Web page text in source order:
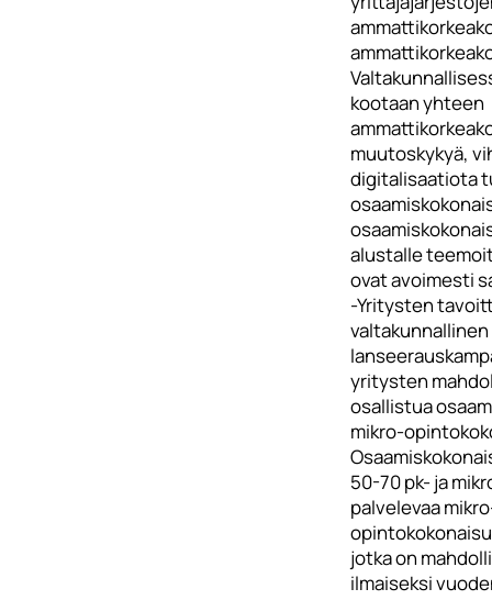
kootaan yhteen
muutoskykyä,
digitalisaatiota
alustalle
ovat avoimesti
-Yritysten
valtakunnallinen
yritysten
osallistua
mikro-
50-70 pk- ja
palvelevaa
jotka on
ilmaiseksi